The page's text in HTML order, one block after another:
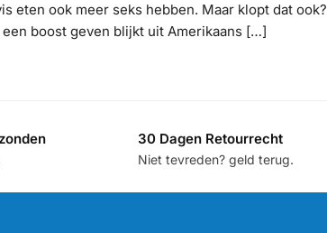
eten ook meer seks hebben. Maar klopt dat ook?
boost geven blijkt uit Amerikaans […]
30 Dagen Retourrecht
Niet tevreden? geld terug.